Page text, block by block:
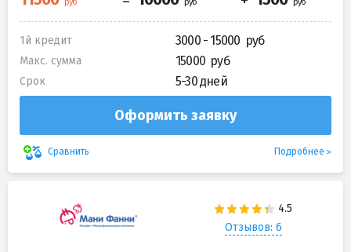
1й кредит 3000 - 15000
Макс. сумма 15000
Срок 5-30 дней
Оформить заявку
Сравнить Подробнее
Отзывов: 6